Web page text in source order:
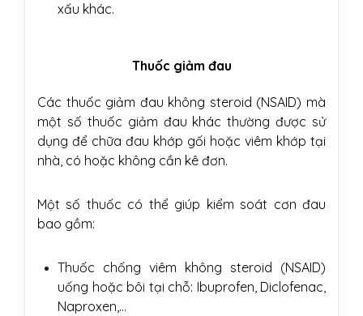
xấu khác.
Thuốc giảm đau
Các thuốc giảm đau không steroid (NSAID) mà
một số thuốc giảm đau khác thường được sử
dụng để chữa đau khớp gối hoặc viêm khớp tại
nhà, có hoặc không cần kê đơn.
Một số thuốc có thể giúp kiểm soát cơn đau
bao gồm:
Thuốc chống viêm không steroid (NSAID)
uống hoặc bôi tại chỗ: Ibuprofen, Diclofenac,
Naproxen,…